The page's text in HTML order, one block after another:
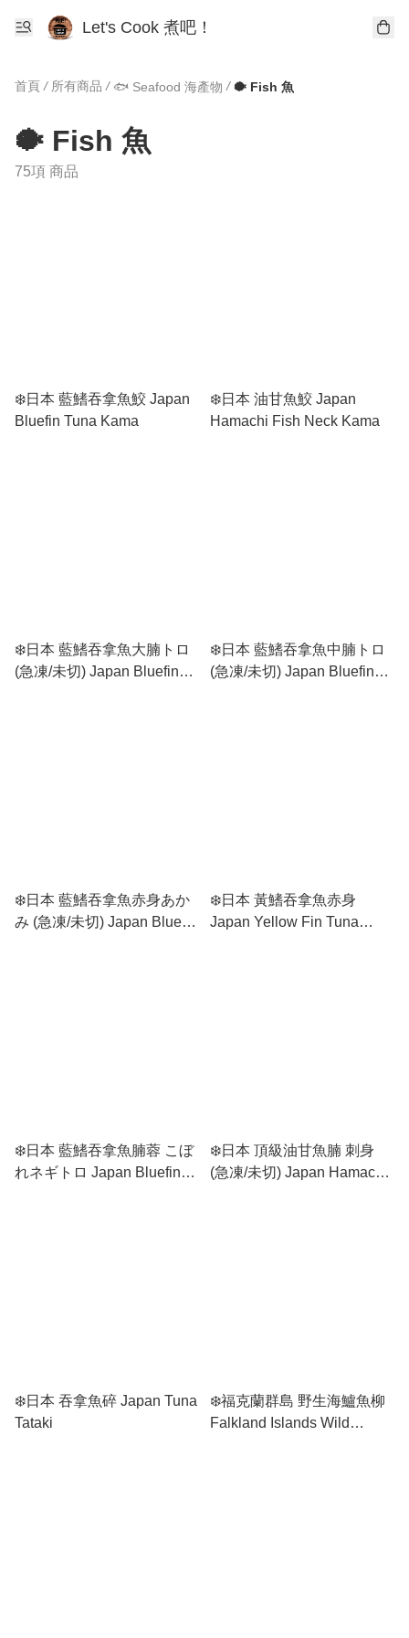
Let's Cook 煮吧！
首頁 / 所有商品 / 🐟 Seafood 海產物 / 🐡 Fish 魚
🐡 Fish 魚
75項 商品
❄️日本 藍鰭吞拿魚鮫 Japan
Bluefin Tuna Kama
❄️日本 油甘魚鮫 Japan
Hamachi Fish Neck Kama
❄️日本 藍鰭吞拿魚大腩トロ
(急凍/未切) Japan Bluefin
❄️日本 藍鰭吞拿魚中腩トロ
(急凍/未切) Japan Bluefin
❄️日本 藍鰭吞拿魚赤身あか
み (急凍/未切) Japan Bluefin
❄️日本 黃鰭吞拿魚赤身
Japan Yellow Fin Tuna
❄️日本 藍鰭吞拿魚腩蓉 こぼ
れネギトロ Japan Bluefin
❄️日本 頂級油甘魚腩 刺身
(急凍/未切) Japan Hamachi
❄️日本 吞拿魚碎 Japan Tuna
Tataki
❄️福克蘭群島 野生海鱸魚柳
Falkland Islands Wild